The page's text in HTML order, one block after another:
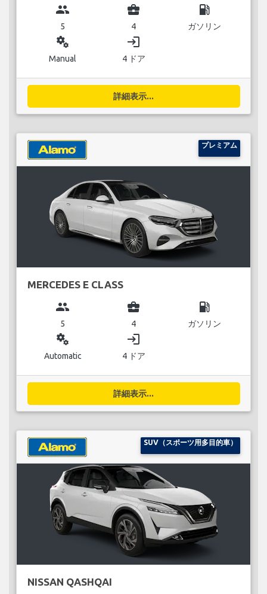
group
5
business_center
4
local_gas_station
ガソリン
miscellaneous_services
Manual
login
4 ドア
詳細表示...
プレミアム
MERCEDES E CLASS
group
5
business_center
4
local_gas_station
ガソリン
miscellaneous_services
Automatic
login
4 ドア
詳細表示...
SUV（スポーツ用多目的車）
NISSAN QASHQAI